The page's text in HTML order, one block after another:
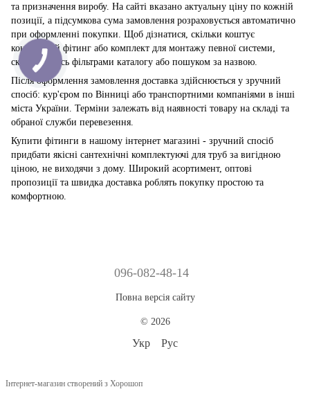
та призначення виробу. На сайті вказано актуальну ціну по кожній
позиції, а підсумкова сума замовлення розраховується автоматично
при оформленні покупки. Щоб дізнатися, скільки коштує
конкретний фітинг або комплект для монтажу певної системи,
скористайтесь фільтрами каталогу або пошуком за назвою.
Після оформлення замовлення доставка здійснюється у зручний
спосіб: кур'єром по Вінниці або транспортними компаніями в інші
міста України. Терміни залежать від наявності товару на складі та
обраної служби перевезення.
Купити фітинги в нашому інтернет магазині - зручний спосіб
придбати якісні сантехнічні комплектуючі для труб за вигідною
ціною, не виходячи з дому. Широкий асортимент, оптові
пропозиції та швидка доставка роблять покупку простою та
комфортною.
096-082-48-14
Повна версія сайту
© 2026
Укр Рус
Інтернет-магазин створений з Хорошоп